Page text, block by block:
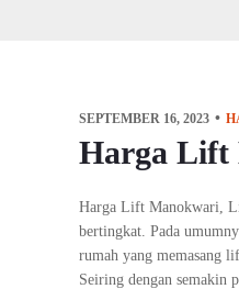
SEPTEMBER 16, 2023
Harga Lift
Harga Lift Manokwari,
bertingkat. Pada
rumah yang memasang
Seiring dengan semakin